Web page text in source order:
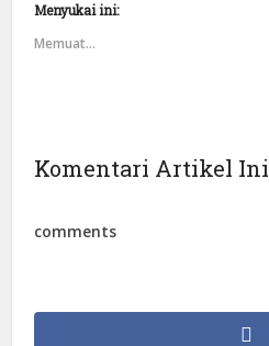
Menyukai ini:
Memuat...
Komentari Artikel Ini
comments